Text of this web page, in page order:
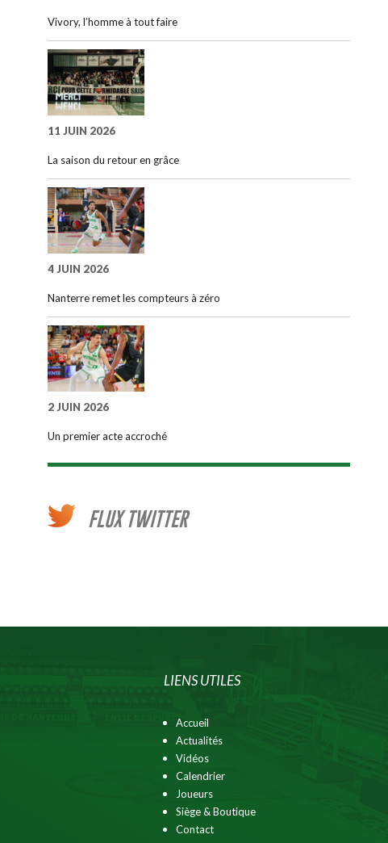
Vivory, l’homme à tout faire
11 JUIN 2026
La saison du retour en grâce
4 JUIN 2026
Nanterre remet les compteurs à zéro
2 JUIN 2026
Un premier acte accroché
FLUX TWITTER
LIENS UTILES
Accueil
Actualités
Vidéos
Calendrier
Joueurs
Siège & Boutique
Contact